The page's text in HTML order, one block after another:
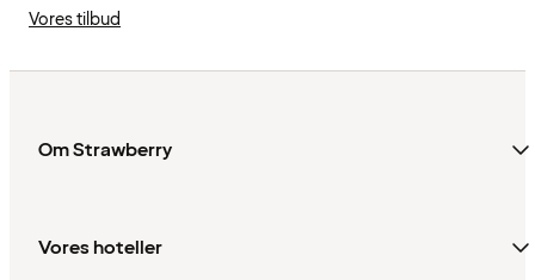
Vores tilbud
Om Strawberry
Vores hoteller